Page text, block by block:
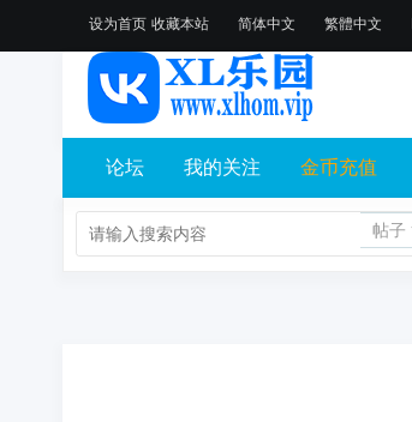
设为首页 收藏本站 简体中文 繁體中文
论坛 我的关注 金币充值
帖子